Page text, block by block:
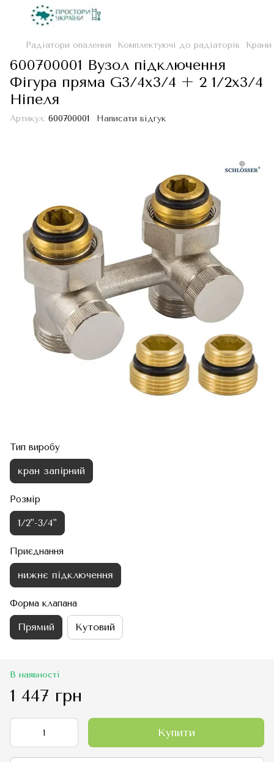
Радіатори опалення Комплектуючі до радіаторів
600700001 Вузол підключення
Фігура пряма G3/4x3/4 + 2 1/2x3/4
Ніпеля
Артикул: 600700001 Написати відгук
Тип виробу
кран запірний
Розмір
1/2"-3/4"
Приєднання
нижнє підключення
Форма клапана
Прямий Кутовий
В наявності
1 447 грн
Купити